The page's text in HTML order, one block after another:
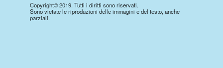
Copyright© 2019. Tutti i diritti sono riservati.
Sono vietate le riproduzioni delle immagini e del testo, anche
parziali.